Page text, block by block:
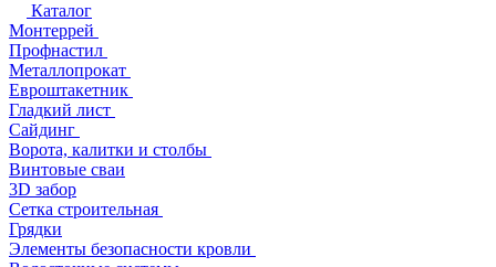
Каталог
Монтеррей
Профнастил
Металлопрокат
Евроштакетник
Гладкий лист
Сайдинг
Ворота, калитки и столбы
Винтовые сваи
3D забор
Сетка строительная
Грядки
Элементы безопасности кровли